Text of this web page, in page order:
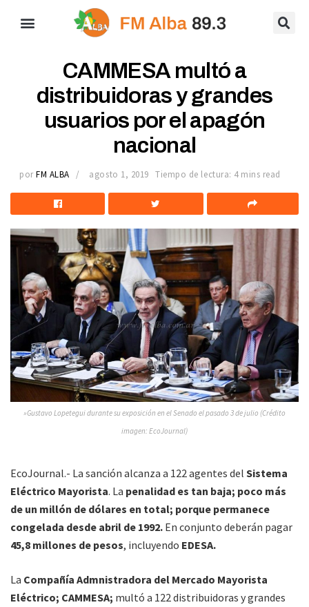
CAMMESA multó a
distribuidoras y grandes
usuarios por el apagón
nacional
por FM ALBA agosto 1, 2019 Tiempo de lectura: 4 mins read
»Gustavo Lopetegui durante su exposición en el Senado el pasado 3 de julio (Crédito
imagen: EcoJournal)
EcoJournal.- La sanción alcanza a 122 agentes del Sistema
Eléctrico Mayorista. La penalidad es tan baja; poco más
de un millón de dólares en total; porque permanece
congelada desde abril de 1992. En conjunto deberán pagar
45,8 millones de pesos, incluyendo EDESA.
La Compañía Admnistradora del Mercado Mayorista
Eléctrico; CAMMESA; multó a 122 distribuidoras y grandes